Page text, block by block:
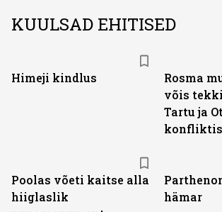
KUULSAD EHITISED
Himeji kindlus
Rosma
võis
Tartu ja
Poolas võeti kaitse alla
hiiglaslik
hämar